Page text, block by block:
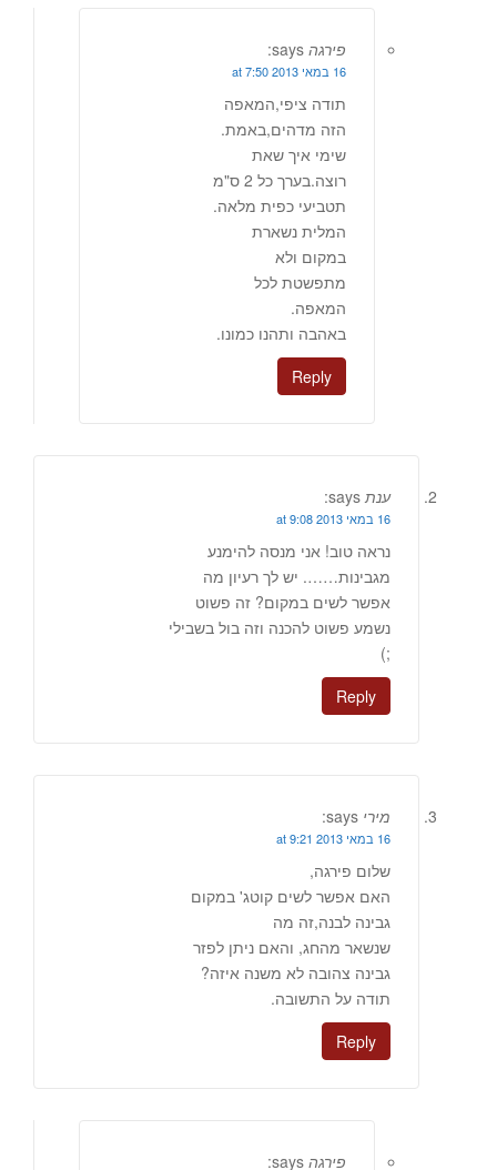
פירגה says:
16 במאי 2013 at 7:50
תודה ציפי,המאפה
הזה מדהים,באמת.
שימי איך שאת
רוצה.בערך כל 2 ס"מ
תטביעי כפית מלאה.
המלית נשארת
במקום ולא
מתפשטת לכל
המאפה.
באהבה ותהנו כמונו.
Reply
ענת says:
16 במאי 2013 at 9:08
נראה טוב! אני מנסה להימנע
מגבינות……. יש לך רעיון מה
אפשר לשים במקום? זה פשוט
נשמע פשוט להכנה וזה בול בשבילי
;)
Reply
מירי says:
16 במאי 2013 at 9:21
שלום פירגה,
האם אפשר לשים קוטג' במקום
גבינה לבנה,זה מה
שנשאר מהחג, והאם ניתן לפזר
גבינה צהובה לא משנה איזה?
תודה על התשובה.
Reply
פירגה says: